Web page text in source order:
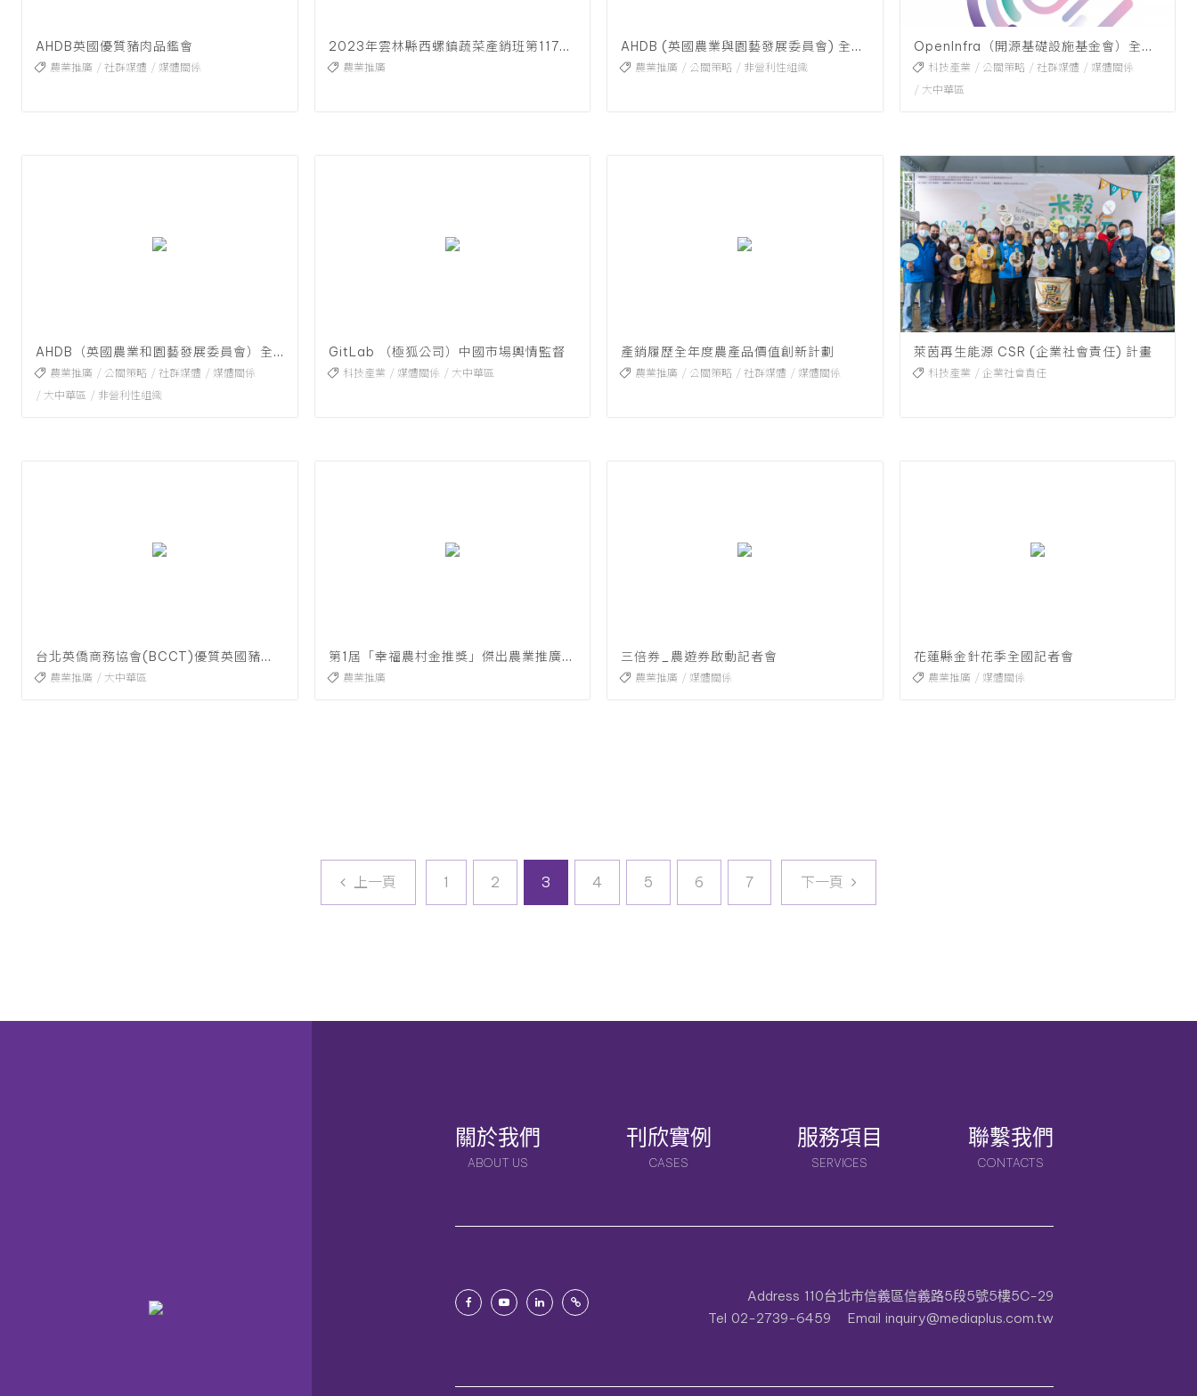
AHDB英國優質豬肉品鑑會
農業推廣 社群媒體 媒體關係
2023年雲林縣西螺鎮蔬菜產銷班第117班農產品推廣活動
農業推廣
AHDB (英國農業與園藝發展委員會) 全年度公關服務
農業推廣 公關策略 非營利性組織
OpenInfra（開源基礎設施基金會）全年度公關
科技產業 公關策略 社群媒體
媒體關係
大中華區
AHDB（英國農業和園藝發展委員會）全年度公關服務
農業推廣 公關策略 社群媒體
媒體關係
大中華區
非營利性組織
GitLab （極狐公司）中國市場輿情監督
科技產業 媒體關係 大中華區
產銷履歷全年度農產品價值創新計劃
農業推廣 公關策略 社群媒體 媒體關係
萊茵再生能源 CSR (企業社會責任) 計畫
科技產業 企業社會責任
台北英僑商務協會(BCCT)優質英國豬肉推廣品鑑會
農業推廣 大中華區
第1屆「幸福農村金推獎」傑出農業推廣楷模獎章及第28屆「優秀農業教育及推廣人員」選拔
農業推廣
三倍券_農遊券啟動記者會
農業推廣 媒體關係
花蓮縣金針花季全國記者會
農業推廣 媒體關係
上一頁 1 2 3 4 5 6 7 下一頁 下一頁
關於我們
ABOUT US
刊欣實例
CASES
服務項目
SERVICES
聯繫我們
CONTACTS
Address 110台北市信義區信義路5段5號5樓5C-29
Tel 02-2739-6459 Email inquiry@mediaplus.com.tw